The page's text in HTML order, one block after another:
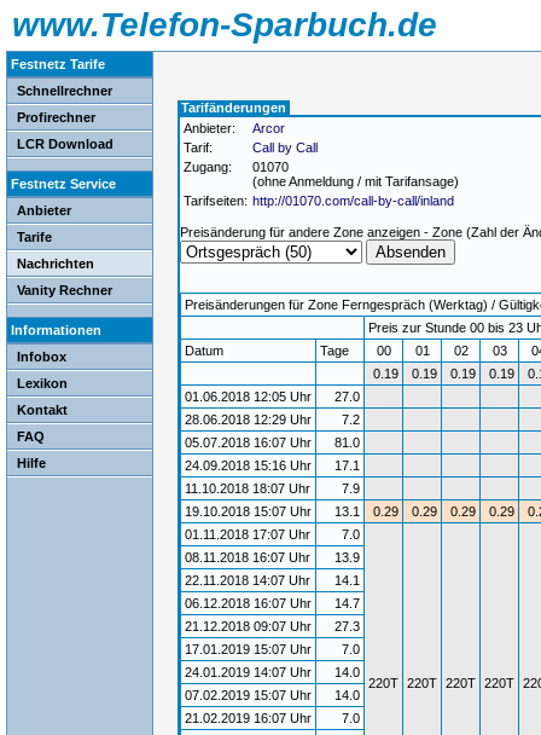
www.Telefon-Sparbuch.de
Festnetz Tarife
Schnellrechner
Profirechner
LCR Download
Festnetz Service
Anbieter
Tarife
Nachrichten
Vanity Rechner
Informationen
Infobox
Lexikon
Kontakt
FAQ
Hilfe
Tarifänderungen
Anbieter:
Arcor
Tarif:
Call by Call
Zugang:
01070
(ohne Anmeldung / mit Tarifansage)
Tarifseiten: http://01070.com/call-by-call/inland
Preisänderung für andere Zone anzeigen - Zone (Zahl der
Preisänderungen für Zone Ferngespräch (Werktag) /
Preis zur Stunde 00 bis 23
Datum
Tage 00 01 02 03
0.19
0.19 0.19 0.19
01.06.2018 12:05 Uhr
27.0
28.06.2018 12:29 Uhr
7.2
05.07.2018 16:07 Uhr
81.0
24.09.2018 15:16 Uhr
17.1
11.10.2018 18:07 Uhr
7.9
19.10.2018 15:07 Uhr
13.1 0.29 0.29 0.29 0.29
01.11.2018 17:07 Uhr
7.0
220T 220T 220T 220T
08.11.2018 16:07 Uhr
13.9
22.11.2018 14:07 Uhr
14.1
06.12.2018 16:07 Uhr
14.7
21.12.2018 09:07 Uhr
27.3
17.01.2019 15:07 Uhr
7.0
24.01.2019 14:07 Uhr
14.0
07.02.2019 15:07 Uhr
14.0
21.02.2019 16:07 Uhr
7.0